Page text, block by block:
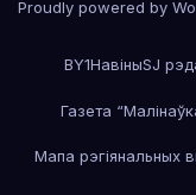
Proudly powered by
BY1НавiныSJ
Газета
Мапа рэгiянальных